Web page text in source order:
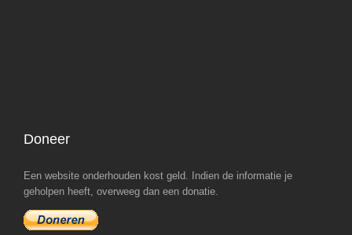
Doneer
Een website onderhouden kost geld. Indien de informatie je
geholpen heeft, overweeg dan een donatie.